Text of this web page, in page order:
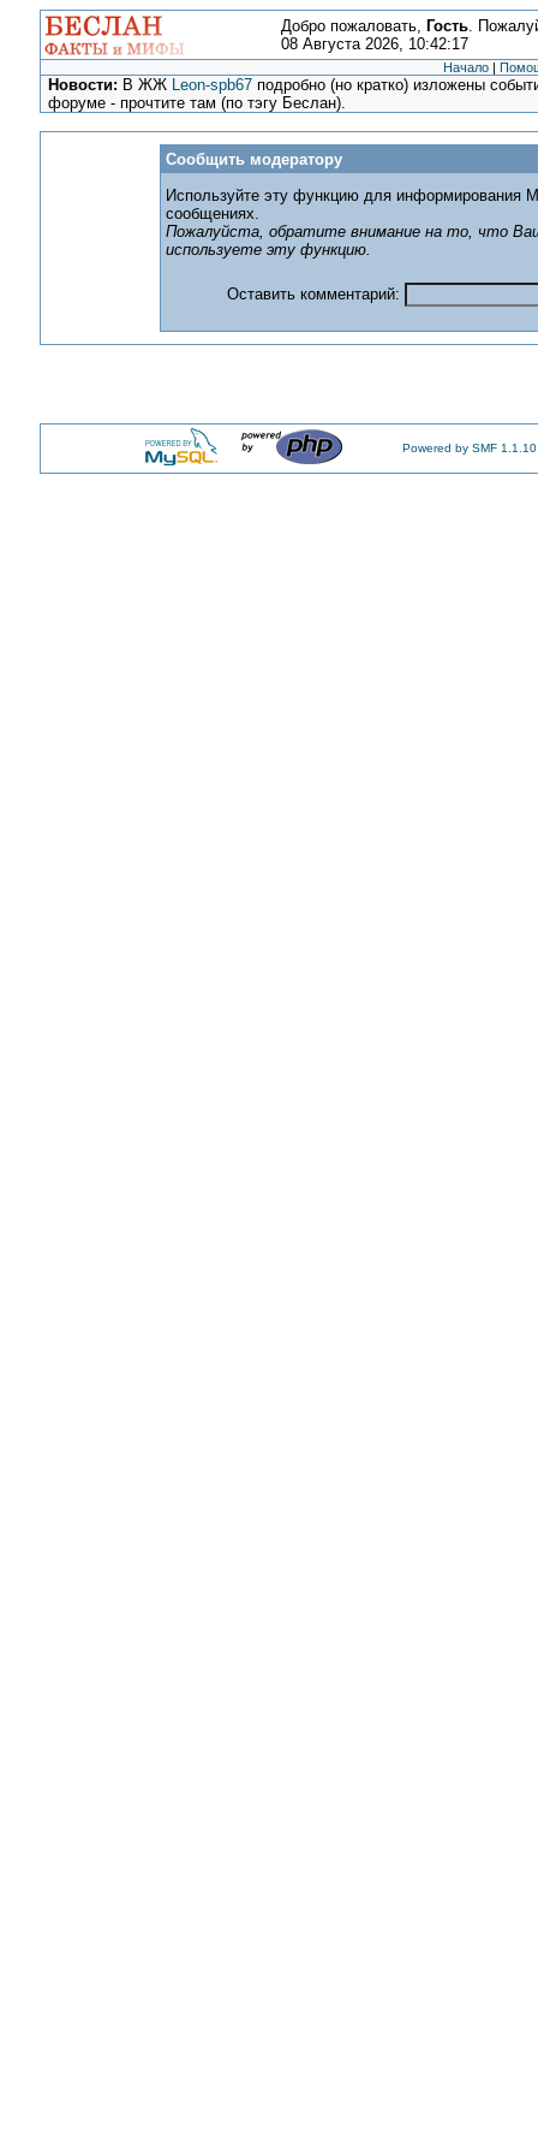
Добро пожаловать, Гость.
08 Августа 2026, 10:42:17
Начало |
Новости: В ЖЖ Leon-spb67 подробно (но кратко) изложены
форуме - прочтите там (по тэгу Беслан).
Сообщить модератору
Используйте эту функцию для информирования
сообщениях.
Пожалуйста, обратите внимание на то, что
используете эту функцию.
Оставить комментарий:
Powered by SMF 1.1.10